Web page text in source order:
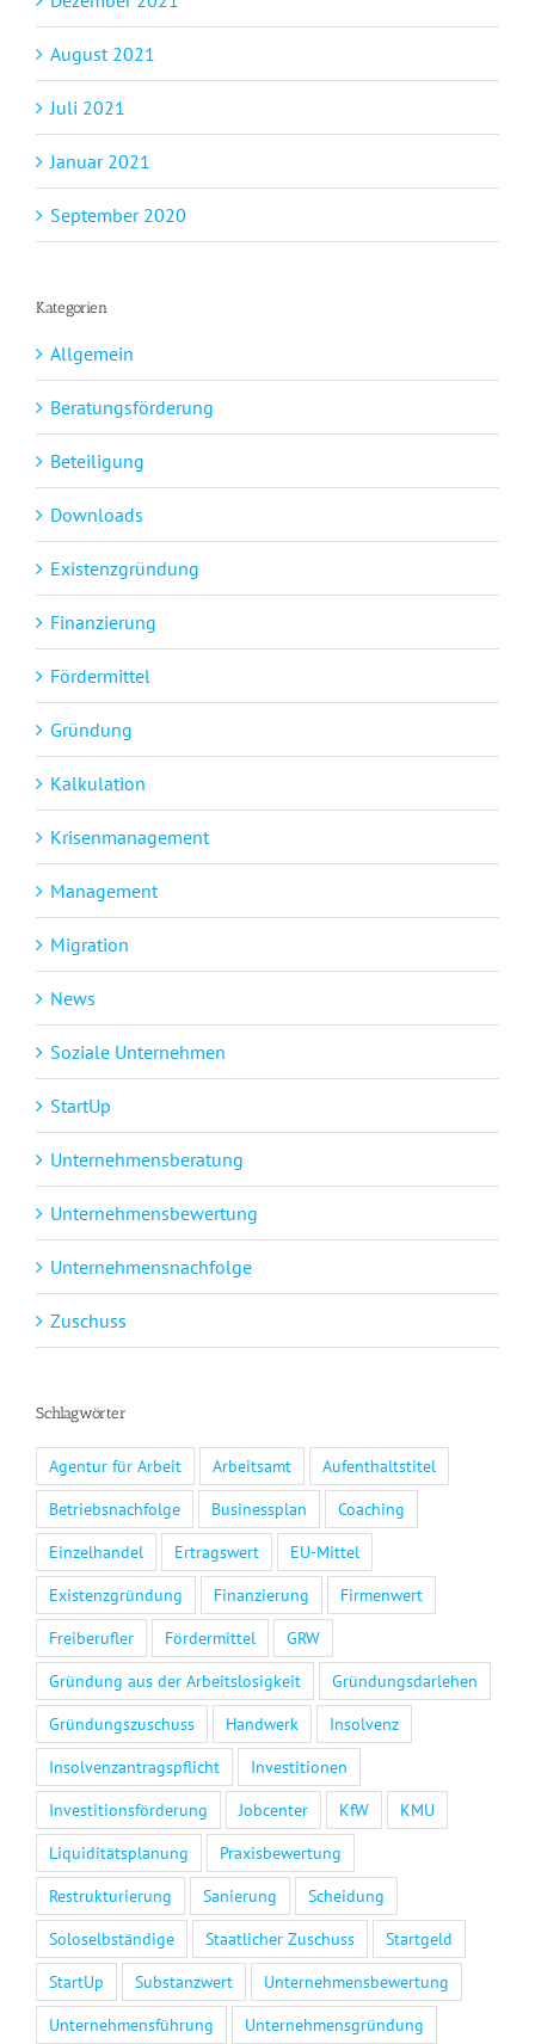
August 2021
Juli 2021
Januar 2021
September 2020
Kategorien
Allgemein
Beratungsförderung
Beteiligung
Downloads
Existenzgründung
Finanzierung
Fördermittel
Gründung
Kalkulation
Krisenmanagement
Management
Migration
News
Soziale Unternehmen
StartUp
Unternehmensberatung
Unternehmensbewertung
Unternehmensnachfolge
Zuschuss
Schlagwörter
Agentur für Arbeit Arbeitsamt
Aufenthaltstitel
Betriebsnachfolge
Businessplan
Coaching
Einzelhandel
Ertragswert
EU-Mittel
Existenzgründung
Finanzierung
Firmenwert
Freiberufler
Fördermittel
GRW
Gründung aus der Arbeitslosigkeit
Gründungsdarlehen
Gründungszuschuss
Handwerk
Insolvenz
Insolvenzantragspflicht
Investitionen
Investitionsförderung
Jobcenter KfW
KMU
Liquiditätsplanung
Praxisbewertung
Restrukturierung
Sanierung
Scheidung
Soloselbständige
Staatlicher Zuschuss
Startgeld
StartUp
Substanzwert
Unternehmensbewertung
Unternehmensführung
Unternehmensgründung